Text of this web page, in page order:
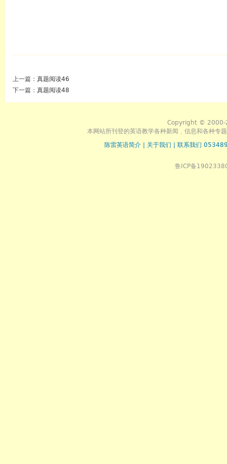
上一篇： 真题阅读46
下一篇： 真题阅读48
Copyright © 2000-
本网站所刊登的英语教学各种新闻﹑信息和各种专
陈雷英语简介
关于我们 联系我们
鲁ICP备